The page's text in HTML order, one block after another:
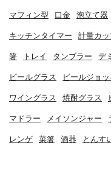
マフィン型 口金 泡立て器
キッチンタイマー 計量カ
箸 トレイ タンブラー デ
ビールグラス ビールジョッ
ワイングラス 焼酎グラス
マドラー メイソンジャー
レンゲ 菜箸 酒器 とんす